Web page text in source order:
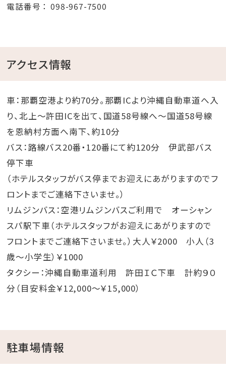
電話番号
098-967-7500
アクセス情報
車：那覇空港より約70分。那覇ICより沖縄自動車道へ入
り、北上～許田ICを出て、国道58号線へ～国道58号線
を恩納村方面へ南下、約10分
バス：路線バス20番・120番にて約120分 伊武部バス
停下車
（ホテルスタッフがバス停までお迎えにあがりますのでフ
ロントまでご連絡下さいませ。）
リムジンバス：空港リムジンバスご利用で オーシャン
スパ駅下車（ホテルスタッフがお迎えにあがりますので
フロントまでご連絡下さいませ。）大人￥2000 小人（3
歳～小学生）￥1000
タクシー：沖縄自動車道利用 許田ＩＣ下車 計約９０
分（目安料金￥12,000～￥15,000）
駐車場情報